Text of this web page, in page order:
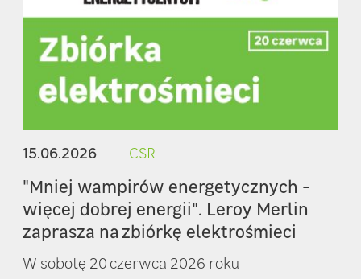
15.06.2026 CSR
"Mniej wampirów energetycznych -
więcej dobrej energii". Leroy Merlin
zaprasza na zbiórkę elektrośmieci
W sobotę 20 czerwca 2026 roku